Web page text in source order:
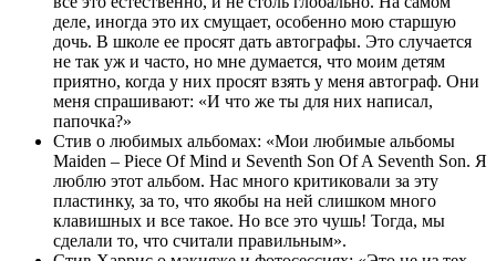
деле, иногда это их смущает, особенно мою старшую
дочь. В школе ее просят дать автографы. Это случается
не так уж и часто, но мне думается, что моим детям
приятно, когда у них просят взять у меня автограф. Они
меня спрашивают: «И что же ты для них написал,
папочка?»
Стив о любимых альбомах: «Мои любимые альбомы
Maiden – Piece Of Mind и Seventh Son Of A Seventh Son. Я
люблю этот альбом. Нас много критиковали за эту
пластинку, за то, что якобы на ней слишком много
клавишных и все такое. Но все это чушь! Тогда, мы
сделали то, что считали правильным».